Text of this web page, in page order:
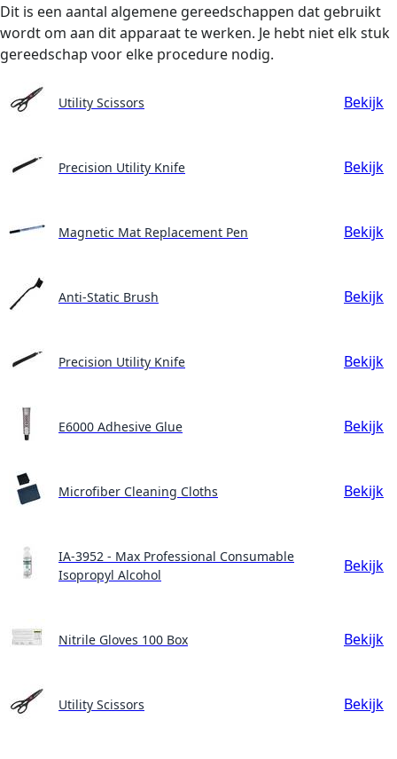
Dit is een aantal algemene gereedschappen dat gebruikt
wordt om aan dit apparaat te werken. Je hebt niet elk stuk
gereedschap voor elke procedure nodig.
Utility Scissors Bekijk
Precision Utility Knife Bekijk
Magnetic Mat Replacement Pen Bekijk
Anti-Static Brush Bekijk
Precision Utility Knife Bekijk
E6000 Adhesive Glue Bekijk
Microfiber Cleaning Cloths Bekijk
IA-3952 - Max Professional Consumable
Isopropyl Alcohol
Bekijk
Nitrile Gloves 100 Box Bekijk
Utility Scissors Bekijk